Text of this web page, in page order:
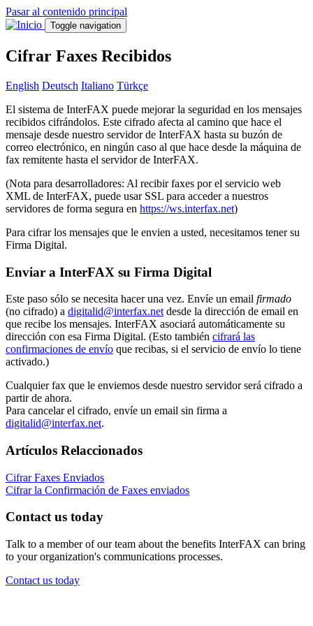
Pasar al contenido principal
Toggle navigation
Cifrar Faxes Recibidos
English Deutsch Italiano Türkçe
El sistema de InterFAX puede mejorar la seguridad en los mensajes
recibidos cifrándolos. Este cifrado afecta al camino que hace el
mensaje desde nuestro servidor de InterFAX hasta su buzón de
correo electrónico, en ningún caso al que hace desde la máquina de
fax remitente hasta el servidor de InterFAX.
(Nota para desarrolladores: Al recibir faxes por el servicio web
XML de InterFAX, puede usar SSL para acceder a nuestros
servidores de forma segura en https://ws.interfax.net)
Para cifrar los mensajes que le envien a usted, necesitamos tener su
Firma Digital.
Enviar a InterFAX su Firma Digital
Este paso sólo se necesita hacer una vez. Envíe un email firmado
(no cifrado) a digitalid@interfax.net desde la dirección de email en
que recibe los mensajes. InterFAX asociará automáticamente su
dirección con esa Firma Digital. (Esto también cifrará las
confirmaciones de envío que recibas, si el servicio de envío lo tiene
activado.)
Cualquier fax que le enviemos desde nuestro servidor será cifrado a
partir de ahora.
Para cancelar el cifrado, envíe un email sin firma a
digitalid@interfax.net.
Artículos Relaccionados
Cifrar Faxes Enviados
Cifrar la Confirmación de Faxes enviados
Contact us today
Talk to a member of our team about the benefits InterFAX can bring
to your organization's communications processes.
Contact us today